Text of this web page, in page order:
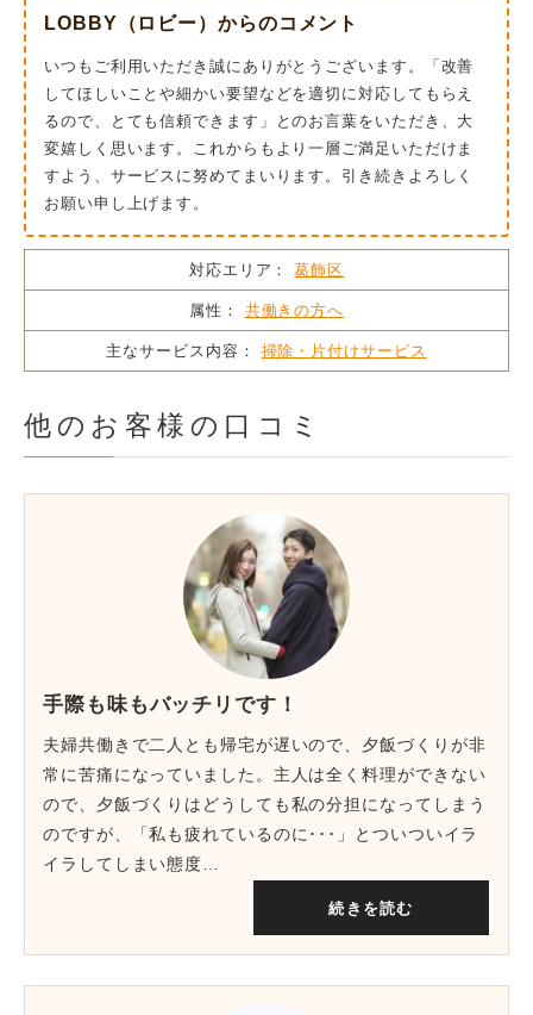
LOBBY（ロビー）からのコメント
いつもご利用いただき誠にありがとうございます。「改善
してほしいことや細かい要望などを適切に対応してもらえ
るので、とても信頼できます」とのお言葉をいただき、大
変嬉しく思います。これからもより一層ご満足いただけま
すよう、サービスに努めてまいります。引き続きよろしく
お願い申し上げます。
対応エリア： 葛飾区
属性： 共働きの方へ
主なサービス内容： 掃除・片付けサービス
他のお客様の口コミ
手際も味もバッチリです！
夫婦共働きで二人とも帰宅が遅いので、夕飯づくりが非
常に苦痛になっていました。主人は全く料理ができない
ので、夕飯づくりはどうしても私の分担になってしまう
のですが、「私も疲れているのに･･･」とついついイラ
イラしてしまい態度…
続きを読む